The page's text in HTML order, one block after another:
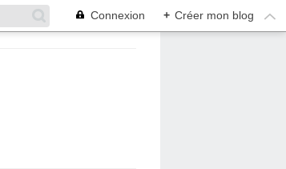
Connexion + Créer mon blog